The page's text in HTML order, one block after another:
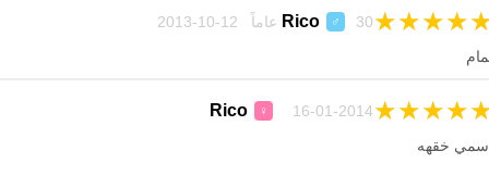
Rico ♂ 30 عاماً 12-10-2013 ★
★
★
★
Rico ♀ 16-01-2014 ★
★
★
★
خقهه